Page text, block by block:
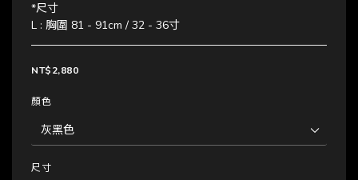
*尺寸
L : 胸圍 81 - 91cm / 32 - 36寸
NT$2,880
顏色
尺寸